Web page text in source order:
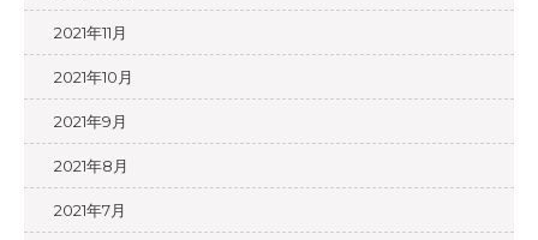
2021年11月
2021年10月
2021年9月
2021年8月
2021年7月